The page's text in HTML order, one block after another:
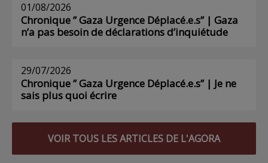
01/08/2026
Chronique ” Gaza Urgence Déplacé.e.s” | Gaza
n’a pas besoin de déclarations d’inquiétude
29/07/2026
Chronique ” Gaza Urgence Déplacé.e.s” | Je ne
sais plus quoi écrire
VOIR TOUS LES ARTICLES DE L'AGORA